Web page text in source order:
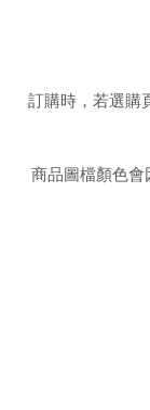
訂購時，若選購
商品圖檔顏色